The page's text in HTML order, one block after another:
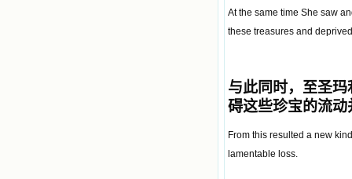
At the same time She saw
these treasures and
与此同时，至圣
碍这些珍宝的流
From this resulted a new
lamentable loss.